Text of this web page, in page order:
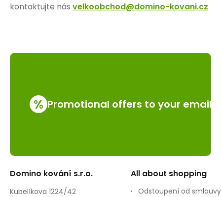
kontaktujte nás velkoobchod@domino-kovani.cz
% Promotional offers to your email
Domino kování s.r.o.
Kubelíkova 1224/42
All about shopping
Odstoupení od smlouvy